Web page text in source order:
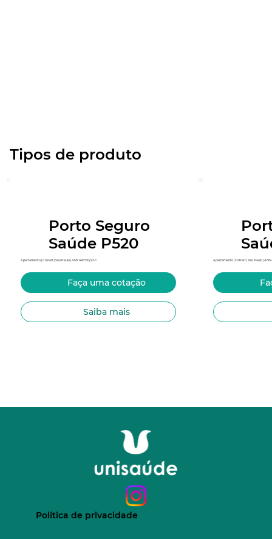
Tipos de produto
Porto Seguro
Saúde P520
Apartamento | CoPart | São Paulo | ANS 491.510/22-1
Faça uma cotação
Saiba mais
Apartamento | CoPart | São Paulo | ANS
Política de privacidade